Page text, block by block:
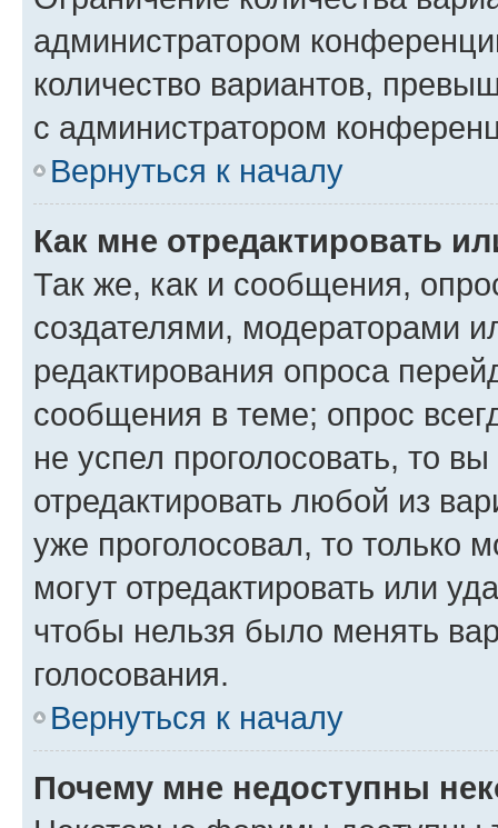
администратором
количество вариантов,
с администратором
Вернуться к началу
Как мне отредактировать
Так же, как и сообщения,
создателями, модераторами
редактирования опроса
сообщения в теме; опрос
не успел проголосовать, то
отредактировать любой из
уже проголосовал, то только
могут отредактировать или
чтобы нельзя было менять
голосования.
Вернуться к началу
Почему мне недоступны